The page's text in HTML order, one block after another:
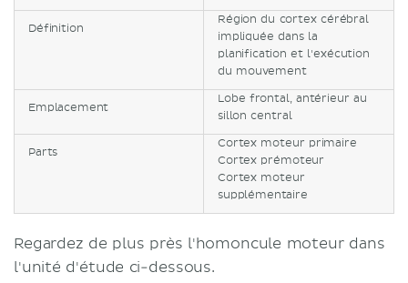
Définition
Région du cortex cérébral
impliquée dans la
planification et l'exécution
du mouvement
Emplacement
Lobe frontal, antérieur au
sillon central
Parts
Cortex moteur primaire
Cortex prémoteur
Cortex moteur
supplémentaire
Regardez de plus près l'homoncule moteur dans
l'unité d'étude ci-dessous.